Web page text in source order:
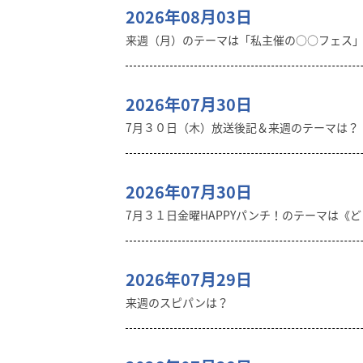
2026年08月03日
来週（月）のテーマは「私主催の○○フェス」
2026年07月30日
7月３０日（木）放送後記＆来週のテーマは？
2026年07月30日
7月３１日金曜HAPPYパンチ！のテーマは《ど
2026年07月29日
来週のスピパンは？